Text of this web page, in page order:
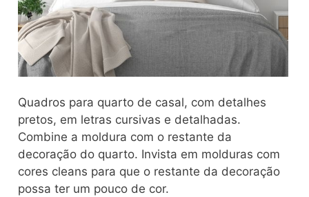
Quadros para quarto de casal, com detalhes
pretos, em letras cursivas e detalhadas.
Combine a moldura com o restante da
decoração do quarto. Invista em molduras com
cores cleans para que o restante da decoração
possa ter um pouco de cor.